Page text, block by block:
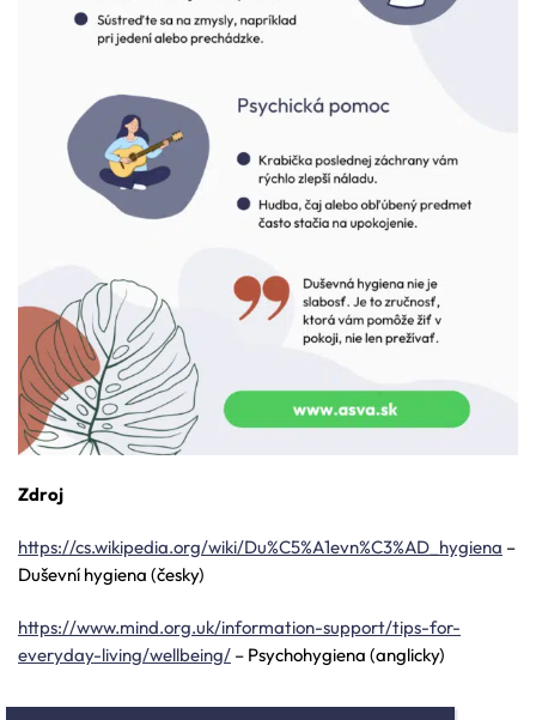
Zdroj
https://cs.wikipedia.org/wiki/Du%C5%A1evn%C3%AD_hygiena –
Duševní hygiena (česky)
https://www.mind.org.uk/information-support/tips-for-
everyday-living/wellbeing/ – Psychohygiena (anglicky)